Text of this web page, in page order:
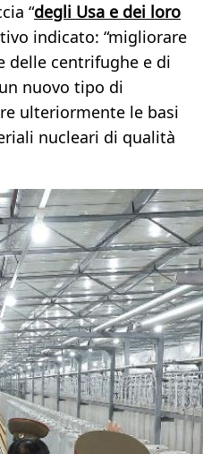
“degli Usa e dei loro
indicato: “migliorare
delle centrifughe e di
nuovo tipo di
ulteriormente le basi
nucleari di qualità